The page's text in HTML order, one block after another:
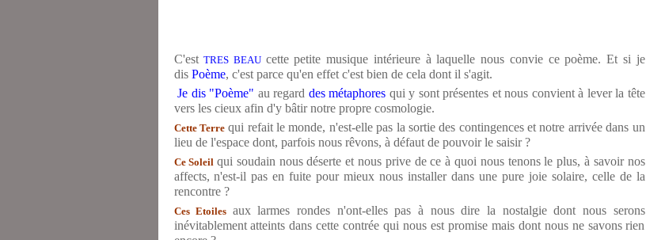
C'estTRES BEAU cette petite musique intérieure à laquelle nous convie ce poème. Et si je
dis Poème, c'est parce qu'en effet c'est bien de cela dont il s'agit.
Je dis "Poème" au regard des métaphores qui y sont présentes et nous convient à lever la tête
vers les cieux afin d'y bâtir notre propre cosmologie.
Cette Terrequi refait le monde, n'est-elle pas la sortie des contingences et notre arrivée dans un
lieu de l'espace dont, parfois nous rêvons, à défaut de pouvoir le saisir ?
Ce Soleil qui soudain nous déserte et nous prive de ce à quoi nous tenons le plus, à savoir nos
affects, n'est-il pas en fuite pour mieux nous installer dans une pure joie solaire, celle de la
rencontre ?
Ces Etoiles aux larmes rondes n'ont-elles pas à nous dire la nostalgie dont nous serons
inévitablement atteints dans cette contrée qui nous est promise mais dont nous ne savons rien